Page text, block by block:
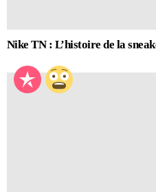
Nike TN : L’histoire de la